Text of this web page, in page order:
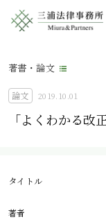
著書・論文
論文 2019.10.01
「よくわかる改
タイトル
著者